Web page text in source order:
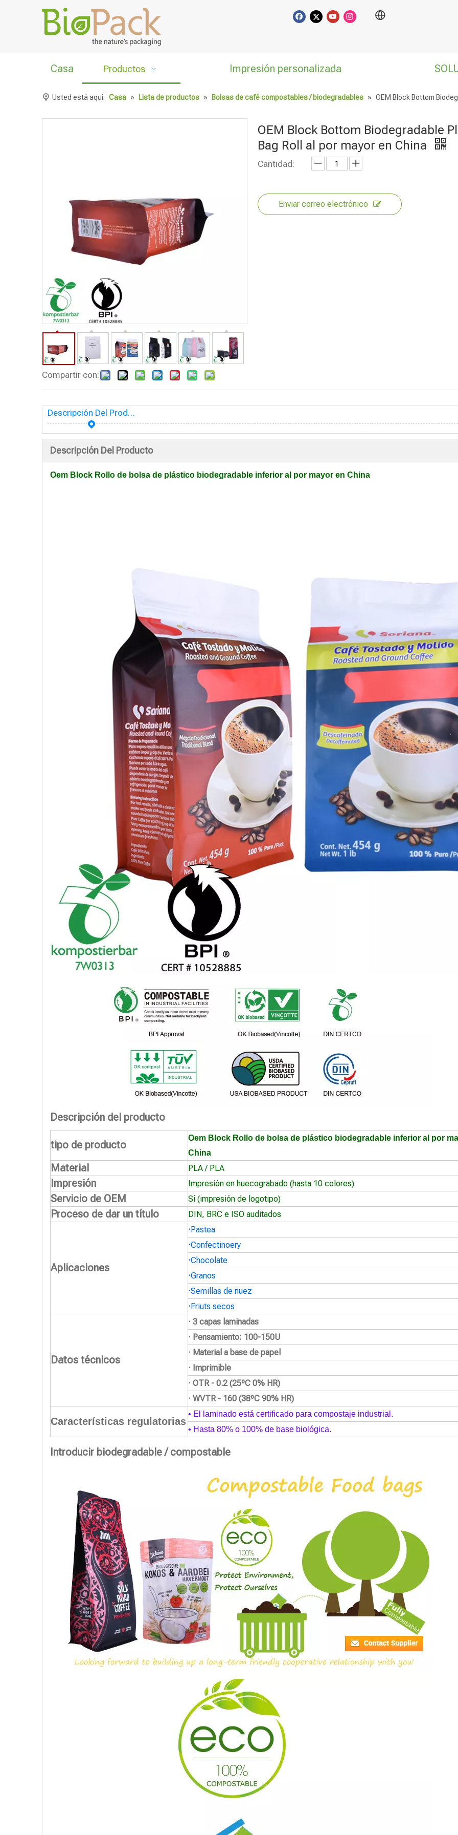
Casa Productos Impresión personalizada
Usted está aquí: Casa » Lista de productos » Bolsas de café compostables / biodegradables » OEM Block Bottom
Compartir con:
OEM Block Bottom Biodegradable
Bag Roll al por mayor en China
Cantidad:
Enviar correo electrónico
Descripción Del Producto
Descripción Del Producto
Oem Block Rollo de bolsa de plástico biodegradable inferior al por mayor en China
Descripción del producto
tipo de producto
Oem Block Rollo de bolsa de plástico biodegradable inferior al por
China
Material PLA / PLA
Impresión Impresión en huecograbado (hasta 10 colores)
Servicio de OEM Sí (impresión de logotipo)
Proceso de dar un título DIN, BRC e ISO auditados
Aplicaciones
·Pastea
·Confectinoery
·Chocolate
·Granos
·Semillas de nuez
·Friuts secos
Datos técnicos
· 3 capas laminadas
· Pensamiento: 100-150U
· Material a base de papel
· Imprimible
· OTR - 0.2 (25ºC 0% HR)
· WVTR - 160 (38ºC 90% HR)
Características regulatorias
• El laminado está certificado para compostaje industrial.
• Hasta 80% o 100% de base biológica.
Introducir biodegradable / compostable